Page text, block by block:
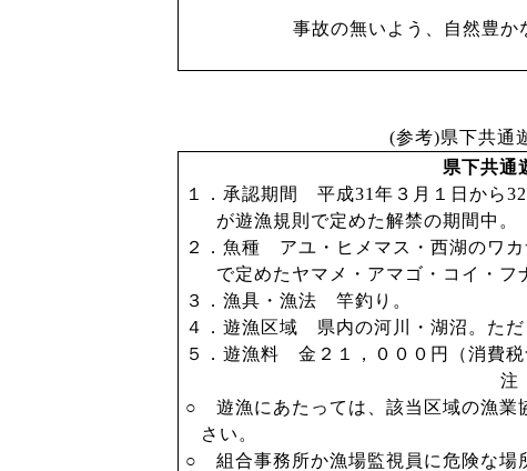
事故の無いよう、自然豊か
(参考)県下共通
県下共通
１．承認期間 平成31 年３月１日から32
が遊漁規則で定めた解禁の期間中。
２．魚種 アユ・ヒメマス・西湖のワ
で定めたヤマメ・アマゴ・コイ・フ
３．漁具・漁法 竿釣り。
４．遊漁区域 県内の河川・湖沼。ただ
５．遊漁料 金２１，０００円（消費税
○ 遊漁にあたっては、該当区域の漁業
さい。
○ 組合事務所か漁場監視員に危険な場